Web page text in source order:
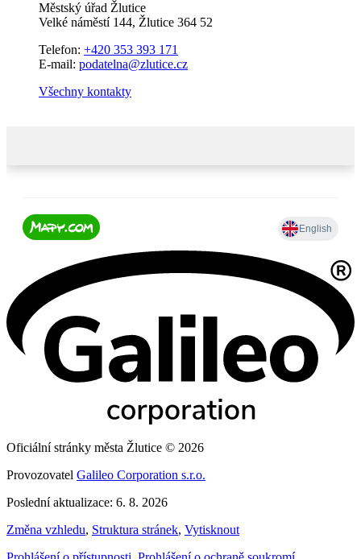
Městský úřad Žlutice
Velké náměstí 144, Žlutice 364 52
Telefon: +420 353 393 171
E-mail: podatelna@zlutice.cz
Všechny kontakty
Oficiální stránky města Žlutice © 2026
Provozovatel Galileo Corporation s.r.o.
Poslední aktualizace: 6. 8. 2026
Změna vzhledu, Struktura stránek, Vytisknout